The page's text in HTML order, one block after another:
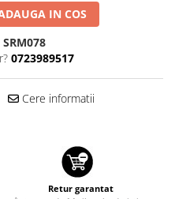
IN COS
SRM078
0723989517
Cere informatii
Retur garantat